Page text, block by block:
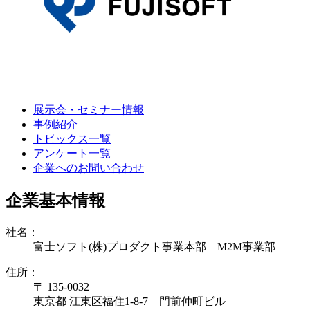
展示会・セミナー情報
事例紹介
トピックス一覧
アンケート一覧
企業へのお問い合わせ
企業基本情報
社名：
富士ソフト(株)プロダクト事業本部 M2M事業部
住所：
〒 135-0032
東京都 江東区福住1-8-7 門前仲町ビル